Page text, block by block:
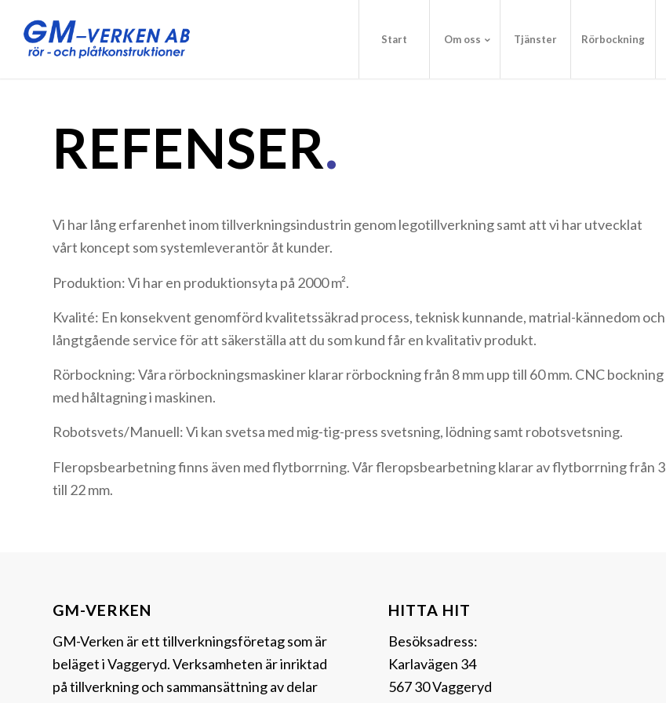
Start Om oss Tjänster Rörbockning
REFENSER.
Vi har lång erfarenhet inom tillverkningsindustrin genom legotillverkning samt att vi har utvecklat
vårt koncept som systemleverantör åt kunder.
Produktion: Vi har en produktionsyta på 2000 m².
Kvalité: En konsekvent genomförd kvalitetssäkrad process, teknisk kunnande, matrial-kännedom och
långtgående service för att säkerställa att du som kund får en kvalitativ produkt.
Rörbockning: Våra rörbockningsmaskiner klarar rörbockning från 8 mm upp till 60 mm. CNC bockning
med håltagning i maskinen.
Robotsvets/Manuell: Vi kan svetsa med mig-tig-press svetsning, lödning samt robotsvetsning.
Fleropsbearbetning finns även med flytborrning. Vår fleropsbearbetning klarar av flytborrning från 3
till 22 mm.
GM-VERKEN
GM-Verken är ett tillverkningsföretag som är
beläget i Vaggeryd. Verksamheten är inriktad
på tillverkning och sammansättning av delar
HITTA HIT
Besöksadress:
Karlavägen 34
567 30 Vaggeryd